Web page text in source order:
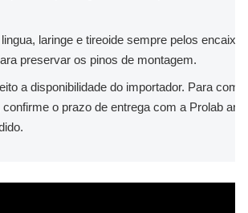
laringe e tireoide sempre pelos
preservar os pinos de montagem.
a disponibilidade do importador. Para
confirme o prazo de entrega com a Prolab